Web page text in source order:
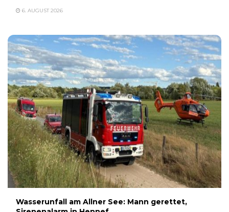
6. AUGUST 2026
Wasserunfall am Allner See: Mann gerettet,